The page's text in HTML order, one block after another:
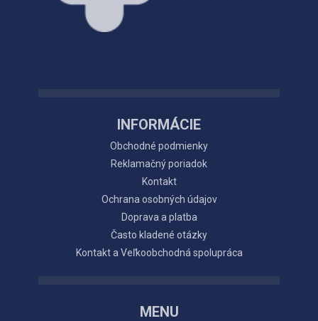
INFORMÁCIE
Obchodné podmienky
Reklamačný poriadok
Kontakt
Ochrana osobných údajov
Doprava a platba
Často kladené otázky
Kontakt a Veľkoobchodná spolupráca
MENU